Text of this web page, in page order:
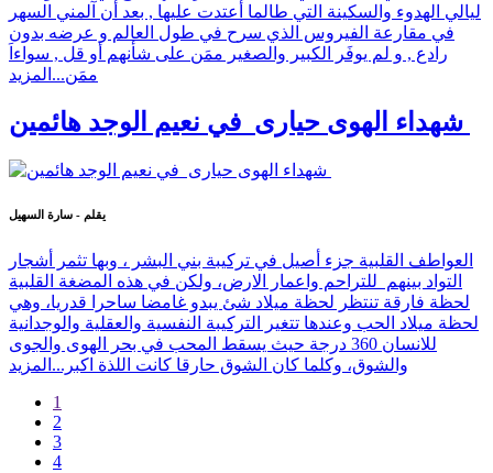
ليالي الهدوء والسكينة التي طالما أعتدت عليها , بعد أن آلمني السهر
في مقارعة الفيروس الذي سرح في طول العالم و عرضه بدون
رادع , و لم يوفَر الكبير والصغير ممَن على شأنهم أو قل , سواءاَ
ممَن... المزيد
يقلم - سارة السهيل
العواطف القلبية جزء أصيل في تركيبة بني البشر ، وبها تثمر أشجار
التواد بينهم للتراحم واعمار الارض، ولكن في هذه المضغة القلبية
لحظة فارقة تنتظر لحظة ميلاد شئ يبدو غامضا ساحرا قدريا، وهي
لحظة ميلاد الحب وعندها تتغير التركيبة النفسية والعقلية والوجدانية
للانسان 360 درجة حيث يسقط المحب في بحر الهوى والجوى
والشوق، وكلما كان الشوق حارقا كانت اللذة اكبر... المزيد
1
2
3
4